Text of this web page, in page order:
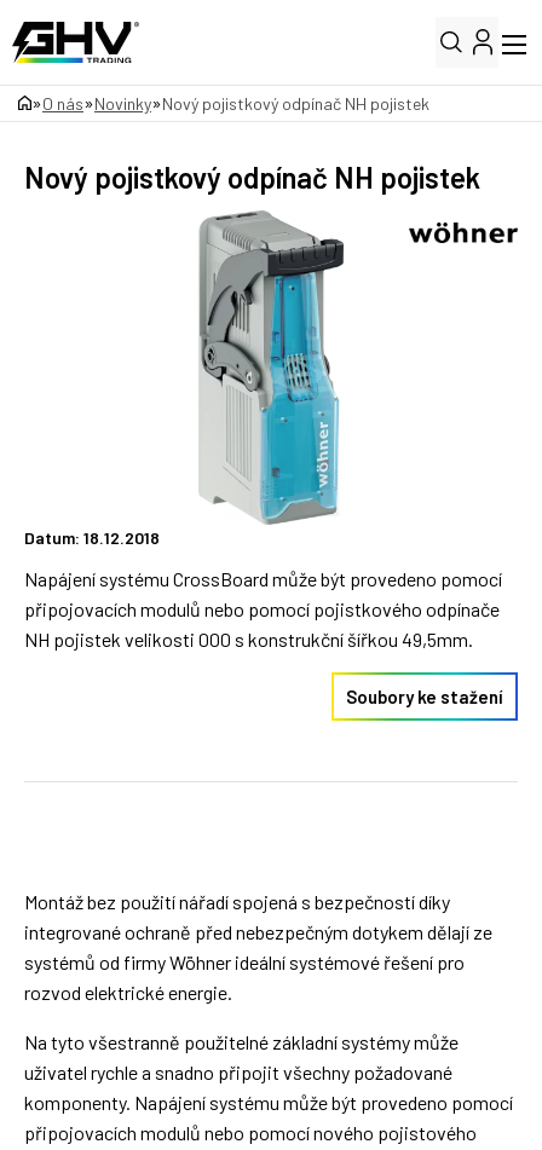
»O nás»Novinky»Nový pojistkový odpínač NH pojistek
Nový pojistkový odpínač NH pojistek
Datum: 18.12.2018
Napájení systému CrossBoard může být provedeno pomocí
připojovacích modulů nebo pomocí pojistkového odpínače
NH pojistek velikosti 000 s konstrukční šířkou 49,5mm.
Soubory ke stažení
Montáž bez použití nářadí spojená s bezpečností díky
integrované ochraně před nebezpečným dotykem dělají ze
systémů od firmy Wöhner ideální systémové řešení pro
rozvod elektrické energie.
Na tyto všestranně použitelné základní systémy může
uživatel rychle a snadno připojit všechny požadované
komponenty. Napájení systému může být provedeno pomocí
připojovacích modulů nebo pomocí nového pojistového